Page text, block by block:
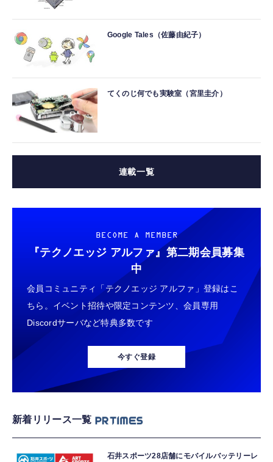
Google Tales（佐藤由紀子）
てくのじ何でも実験室（宮里圭介）
連載一覧
BECOME A MEMBER
『テクノエッジ アルファ』 第二期会員募集
中
会員コミュニティ「テクノエッジ アルファ」登録はこ
ちら。イベント招待や限定コンテンツ、会員専用
Discordサーバなど特典多数です
今すぐ登録
新着リリース一覧
石井スポーツ28店舗にモバイルバッテリーレ